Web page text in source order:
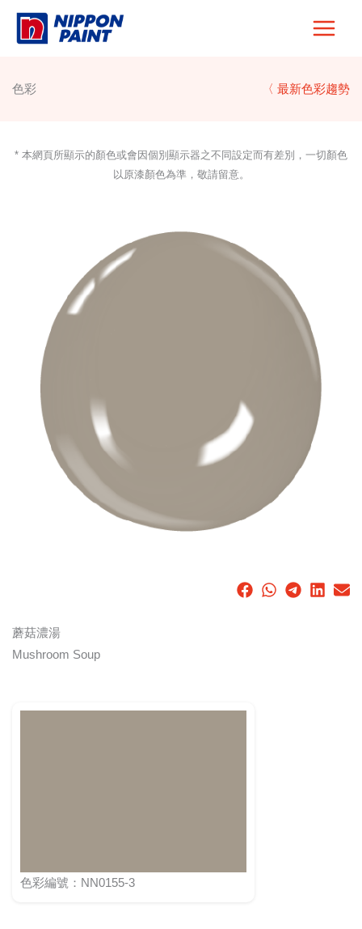
Skip
色彩 〈 最新色彩趨勢
* 本網頁所顯示的顏色或會因個別顯示器之不同設定而有差別，一切顏色
以原漆顏色為準，敬請留意。
蘑菇濃湯
Mushroom Soup
色彩編號：NN0155-3